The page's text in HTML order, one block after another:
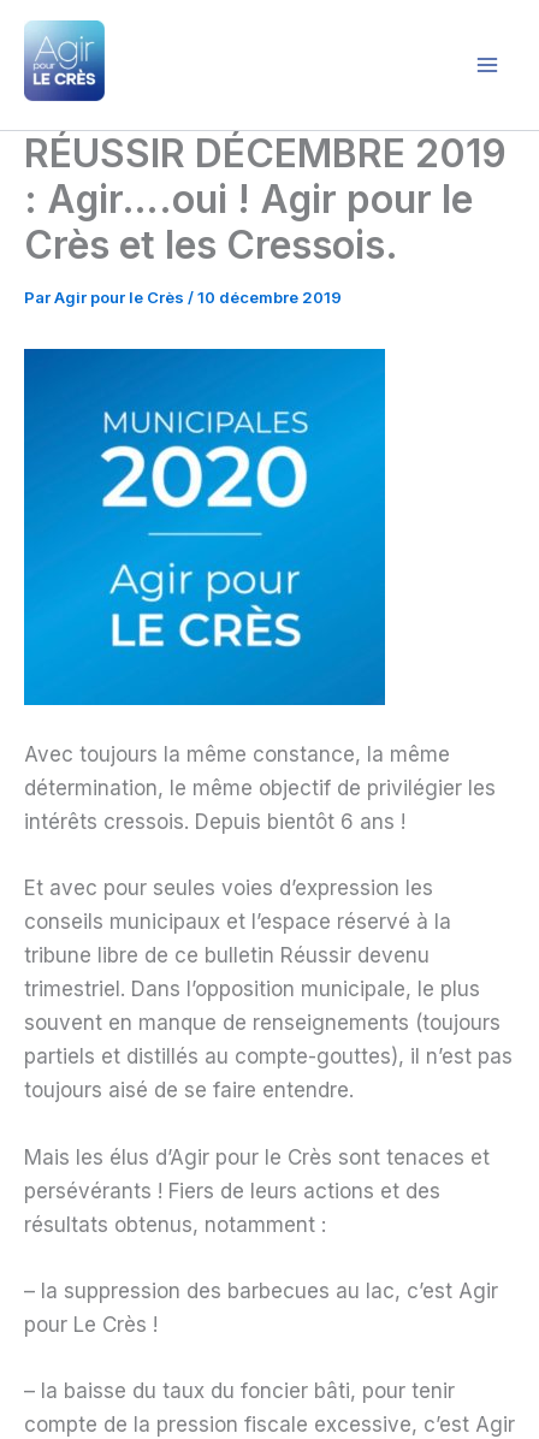
Aller
contenu
RÉUSSIR DÉCEMBRE 2019
: Agir….oui ! Agir pour le
Crès et les Cressois.
ParAgir pour le Crès /10 décembre 2019
Avec toujours la même constance, la même
détermination, le même objectif de privilégier les
intérêts cressois. Depuis bientôt 6 ans !
Et avec pour seules voies d’expression les
conseils municipaux et l’espace réservé à la
tribune libre de ce bulletin Réussir devenu
trimestriel. Dans l’opposition municipale, le plus
souvent en manque de renseignements (toujours
partiels et distillés au compte-gouttes), il n’est pas
toujours aisé de se faire entendre.
Mais les élus d’Agir pour le Crès sont tenaces et
persévérants ! Fiers de leurs actions et des
résultats obtenus, notamment :
– la suppression des barbecues au lac, c’est Agir
pour Le Crès !
– la baisse du taux du foncier bâti, pour tenir
compte de la pression fiscale excessive, c’est Agir